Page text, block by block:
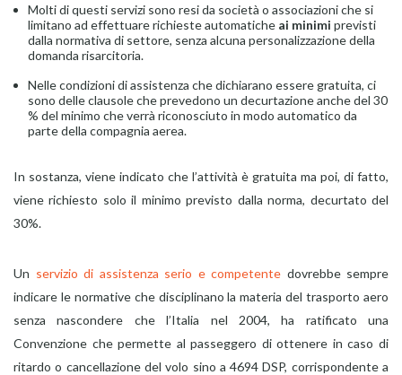
Molti di questi servizi sono resi da società o associazioni che si
limitano ad effettuare richieste automatiche ai minimi previsti
dalla normativa di settore, senza alcuna personalizzazione della
domanda risarcitoria.
Nelle condizioni di assistenza che dichiarano essere gratuita, ci
sono delle clausole che prevedono un decurtazione anche del 30
% del minimo che verrà riconosciuto in modo automatico da
parte della compagnia aerea.
In sostanza, viene indicato che l’attività è gratuita ma poi, di fatto,
viene richiesto solo il minimo previsto dalla norma, decurtato del
30%.
Un servizio di assistenza serio e competente dovrebbe sempre
indicare le normative che disciplinano la materia del trasporto aero
senza nascondere che l’Italia nel 2004, ha ratificato una
Convenzione che permette al passeggero di ottenere in caso di
ritardo o cancellazione del volo sino a 4694 DSP, corrispondente a